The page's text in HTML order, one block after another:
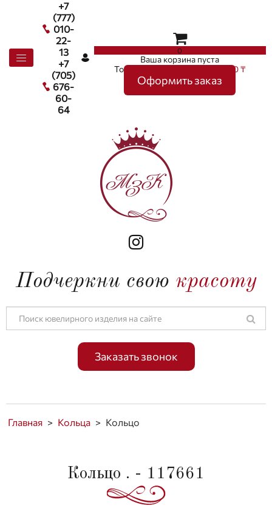
+7
(777)
010-
22-
13
+7
(705)
676-
60-
64
0
Ваша корзина пуста
Товаров в корзине
на сумму0 ₸
Оформить заказ
Подчеркни свою красоту
Заказать звонок
Главная > Кольца > Кольцо
Кольцо . - 117661